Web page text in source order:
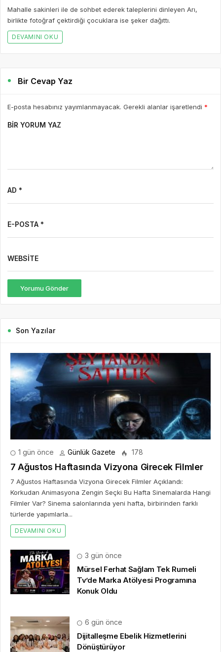
çalışmalarını inceledi
Mahalle sakinleri ile de sohbet ederek taleplerini dinleyen Arı,
birlikte fotoğraf çektirdiği çocuklara ise şeker dağıttı.
DEVAMINI OKU
Bir Cevap Yaz
E-posta hesabınız yayımlanmayacak. Gerekli alanlar işaretlendi *
BIR YORUM YAZ
AD *
E-POSTA *
WEBSITE
Yorumu Gönder
Son Yazılar
1 gün önce Günlük Gazete 178
7 Ağustos Haftasında Vizyona Girecek Filmler
7 Ağustos Haftasında Vizyona Girecek Filmler Açıklandı:
Korkudan Animasyona Zengin Seçki Bu Hafta Sinemalarda Hangi
Filmler Var? Sinema salonlarında yeni hafta, birbirinden farklı
türlerde yapımlarla...
DEVAMINI OKU
3 gün önce
Mürsel Ferhat Sağlam Tek Rumeli
Tv’de Marka Atölyesi Programına
Konuk Oldu
6 gün önce
Dijitalleşme Ebelik Hizmetlerini
Dönüştürüyor